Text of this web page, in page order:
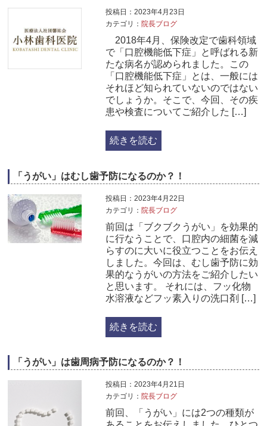
投稿日：2023年4月23日
カテゴリ： 院長ブログ
2018年4月、保険改定で歯科領域
で「口腔機能低下症」と呼ばれる新
たな病名が認められました。この
「口腔機能低下症」とは、一般には
それほど知られていないのではない
でしょうか。そこで、今回、その疾
患や検査についてご紹介した […]
続きを読む
「うがい」はむし歯予防になるのか？！
投稿日：2023年4月22日
カテゴリ： 院長ブログ
前回は「ブクブクうがい」を効果的
に行なうことで、口腔内の細菌を減
らすのに大いに役立つことをお伝え
しました。今回は、むし歯予防に効
果的なうがいの方法をご紹介したい
と思います。 それには、フッ化物
水溶液などフッ素入りの洗口剤 […]
続きを読む
「うがい」は歯周病予防になるのか？！
投稿日：2023年4月21日
カテゴリ： 院長ブログ
前回、「うがい」には2つの種類が